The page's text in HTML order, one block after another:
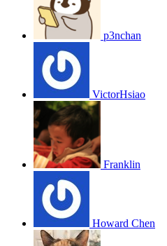
p3nchan
VictorHsiao
Franklin
Howard Chen